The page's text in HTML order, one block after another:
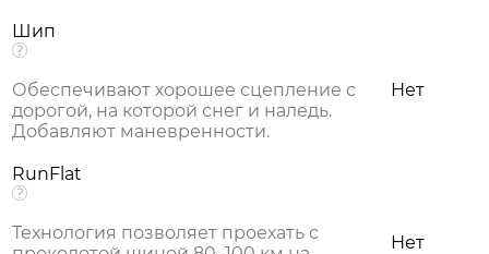
Шип
Обеспечивают хорошее сцепление с
дорогой, на которой снег и наледь.
Добавляют маневренности.
Нет
RunFlat
Технология позволяет проехать с
Нет